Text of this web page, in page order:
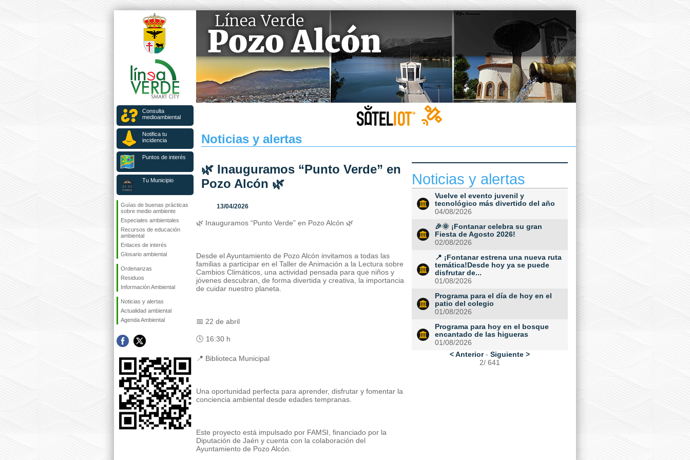
Consulta
medioambiental
Notifica tu
incidencia
Puntos de interés
Tu Municipio
Guías de buenas prácticas
sobre medio ambiente
Especiales ambientales
Recursos de educación
ambiental
Enlaces de interés
Glosario ambiental
Ordenanzas
Residuos
Información Ambiental
Noticias y alertas
Actualidad ambiental
Agenda Ambiental
Noticias y alertas
🌿 Inauguramos “Punto Verde” en
Pozo Alcón 🌿
13/04/2026
🌿 Inauguramos “Punto Verde” en Pozo Alcón 🌿
Desde el Ayuntamiento de Pozo Alcón invitamos a todas las
familias a participar en el Taller de Animación a la Lectura sobre
Cambios Climáticos, una actividad pensada para que niños y
jóvenes descubran, de forma divertida y creativa, la importancia
de cuidar nuestro planeta.
📅 22 de abril
🕓 16:30 h
📍 Biblioteca Municipal
Una oportunidad perfecta para aprender, disfrutar y fomentar la
conciencia ambiental desde edades tempranas.
Este proyecto está impulsado por FAMSI, financiado por la
Diputación de Jaén y cuenta con la colaboración del
Ayuntamiento de Pozo Alcón.
Noticias y alertas
Vuelve el evento juvenil y
tecnológico más divertido del año
04/08/2026
🎉🌞 ¡Fontanar celebra su gran
Fiesta de Agosto 2026!
02/08/2026
📍 ¡Fontanar estrena una nueva ruta
temática!Desde hoy ya se puede
disfrutar de...
01/08/2026
Programa para el día de hoy en el
patio del colegio
01/08/2026
Programa para hoy en el bosque
encantado de las higueras
01/08/2026
< Anterior- Siguiente >
2/ 641